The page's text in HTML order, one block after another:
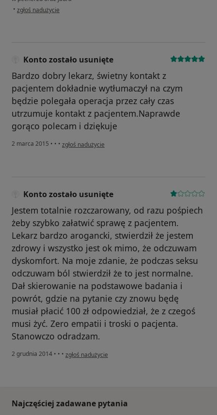
• w opinii użytkownika Konto zostało usunięte
zgłoś nadużycie
Konto zostało usunięte
Bardzo dobry lekarz, świetny kontakt z
pacjentem dokładnie wytłumaczył na czym
będzie polegała operacja przez cały czas
utrzumuje kontakt z pacjentem.Naprawde
gorąco polecam i dziękuje
2 marca 2015 • • • w opinii użytkownika Konto zostało usunięte
zgłoś nadużycie
Konto zostało usunięte
Jestem totalnie rozczarowany, od razu pośpiech
żeby szybko załatwić sprawę z pacjentem.
Lekarz bardzo arogancki, stwierdził że jestem
zdrowy i wszystko jest ok mimo, że odczuwam
dyskomfort. Na moje zdanie, że podczas seksu
odczuwam ból stwierdził że to jest normalne.
Dał skierowanie na podstawowe badania i
powrót, gdzie na pytanie czy znowu będę
musiał płacić 100 zł odpowiedział, że z czegoś
musi żyć. Zero empatii i troski o pacjenta.
Stanowczo odradzam.
2 grudnia 2014 • • • w opinii użytkownika Konto zostało usunięte
zgłoś nadużycie
Najczęściej zadawane pytania